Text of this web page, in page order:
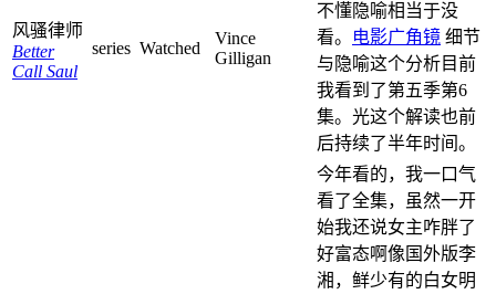
风骚律师
Better
Call Saul
series Watched
Vince
Gilligan
不懂隐喻相当于没
看。
电影广角镜 细节
与隐喻这个分析目前
我看到了第五季第6
集。光这个解读也前
后持续了半年时间。
今年看的，我一口气
看了全集，虽然一开
始我还说女主咋胖了
好富态啊像国外版李
湘，鲜少有的白女明